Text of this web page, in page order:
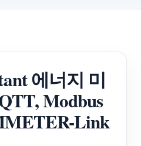
량기 (WEM2067)
량기 (WEM3080T)
계량기 (WEM3046T)
량기 (WEM3050T)
에너지 미
Modbus
Link